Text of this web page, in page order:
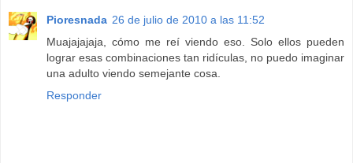
Pioresnada 26 de julio de 2010 a las 11:52
Muajajajaja, cómo me reí viendo eso. Solo ellos pueden
lograr esas combinaciones tan ridículas, no puedo imaginar
una adulto viendo semejante cosa.
Responder